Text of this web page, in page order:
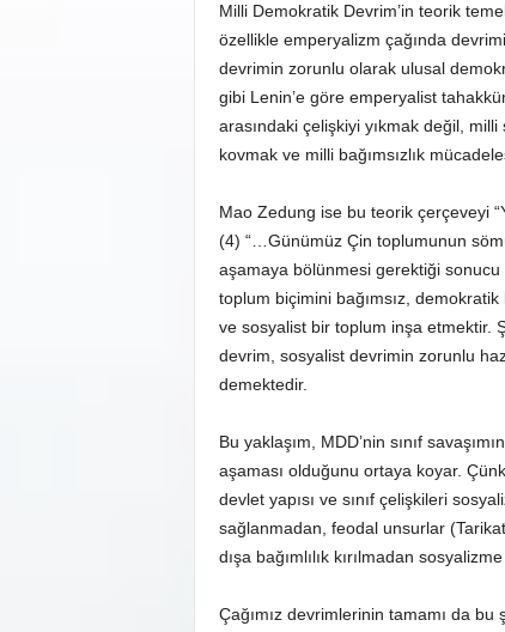
Milli Demokratik Devrim’in teorik
özellikle emperyalizm çağında
devrimin zorunlu olarak ulusal
gibi Lenin’e göre emperyalist
arasındaki çelişkiyi yıkmak değil,
kovmak ve milli bağımsızlık
Mao Zedung ise bu teorik çerçeveyi
(4) “…Günümüz Çin toplumunun
aşamaya bölünmesi gerektiği sonucu
toplum biçimini bağımsız,
ve sosyalist bir toplum inşa etmektir.
devrim, sosyalist devrimin zorunlu
demektedir.
Bu yaklaşım, MDD’nin sınıf
aşaması olduğunu ortaya koyar.
devlet yapısı ve sınıf çelişkileri
sağlanmadan, feodal unsurlar
dışa bağımlılık kırılmadan
Çağımız devrimlerinin tamamı da